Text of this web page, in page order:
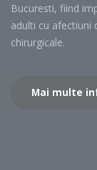
Bucuresti, fiind
adulti cu afectiuni
chirurgicale.
Mai multe